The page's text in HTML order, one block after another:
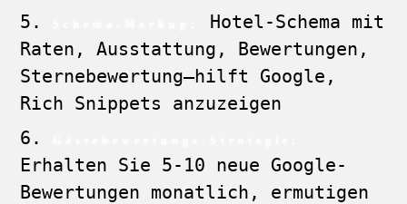
Hotel-Schema mit
Raten, Ausstattung, Bewertungen,
Sternebewertung—hilft Google,
Rich Snippets anzuzeigen
Erhalten Sie 5-10 neue Google-
Bewertungen monatlich, ermutigen